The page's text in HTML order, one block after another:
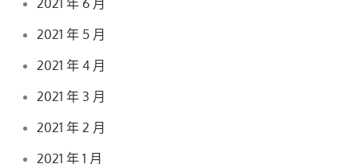
2021 年 6 月
2021 年 5 月
2021 年 4 月
2021 年 3 月
2021 年 2 月
2021 年 1 月